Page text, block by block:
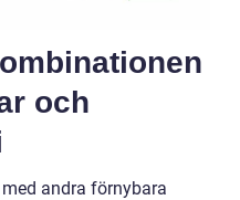
och
andra förnybara